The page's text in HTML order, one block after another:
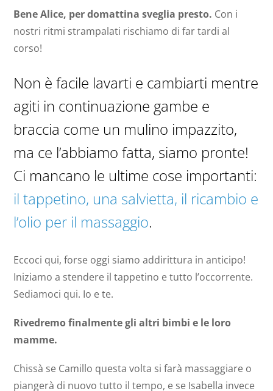
Bene Alice, per domattina sveglia presto. Con i
nostri ritmi strampalati rischiamo di far tardi al
corso!
Non è facile lavarti e cambiarti mentre
agiti in continuazione gambe e
braccia come un mulino impazzito,
ma ce l’abbiamo fatta, siamo pronte!
Ci mancano le ultime cose importanti:
il tappetino, una salvietta, il ricambio e
l’olio per il massaggio.
Eccoci qui, forse oggi siamo addirittura in anticipo!
Iniziamo a stendere iltappetino e tutto l’occorrente.
Sediamoci qui. Io e te.
Rivedremo finalmente gli altri bimbi e le loro
mamme.
Chissà se Camillo questa volta si farà massaggiare o
piangerà di nuovo tutto il tempo, e se Isabella invece